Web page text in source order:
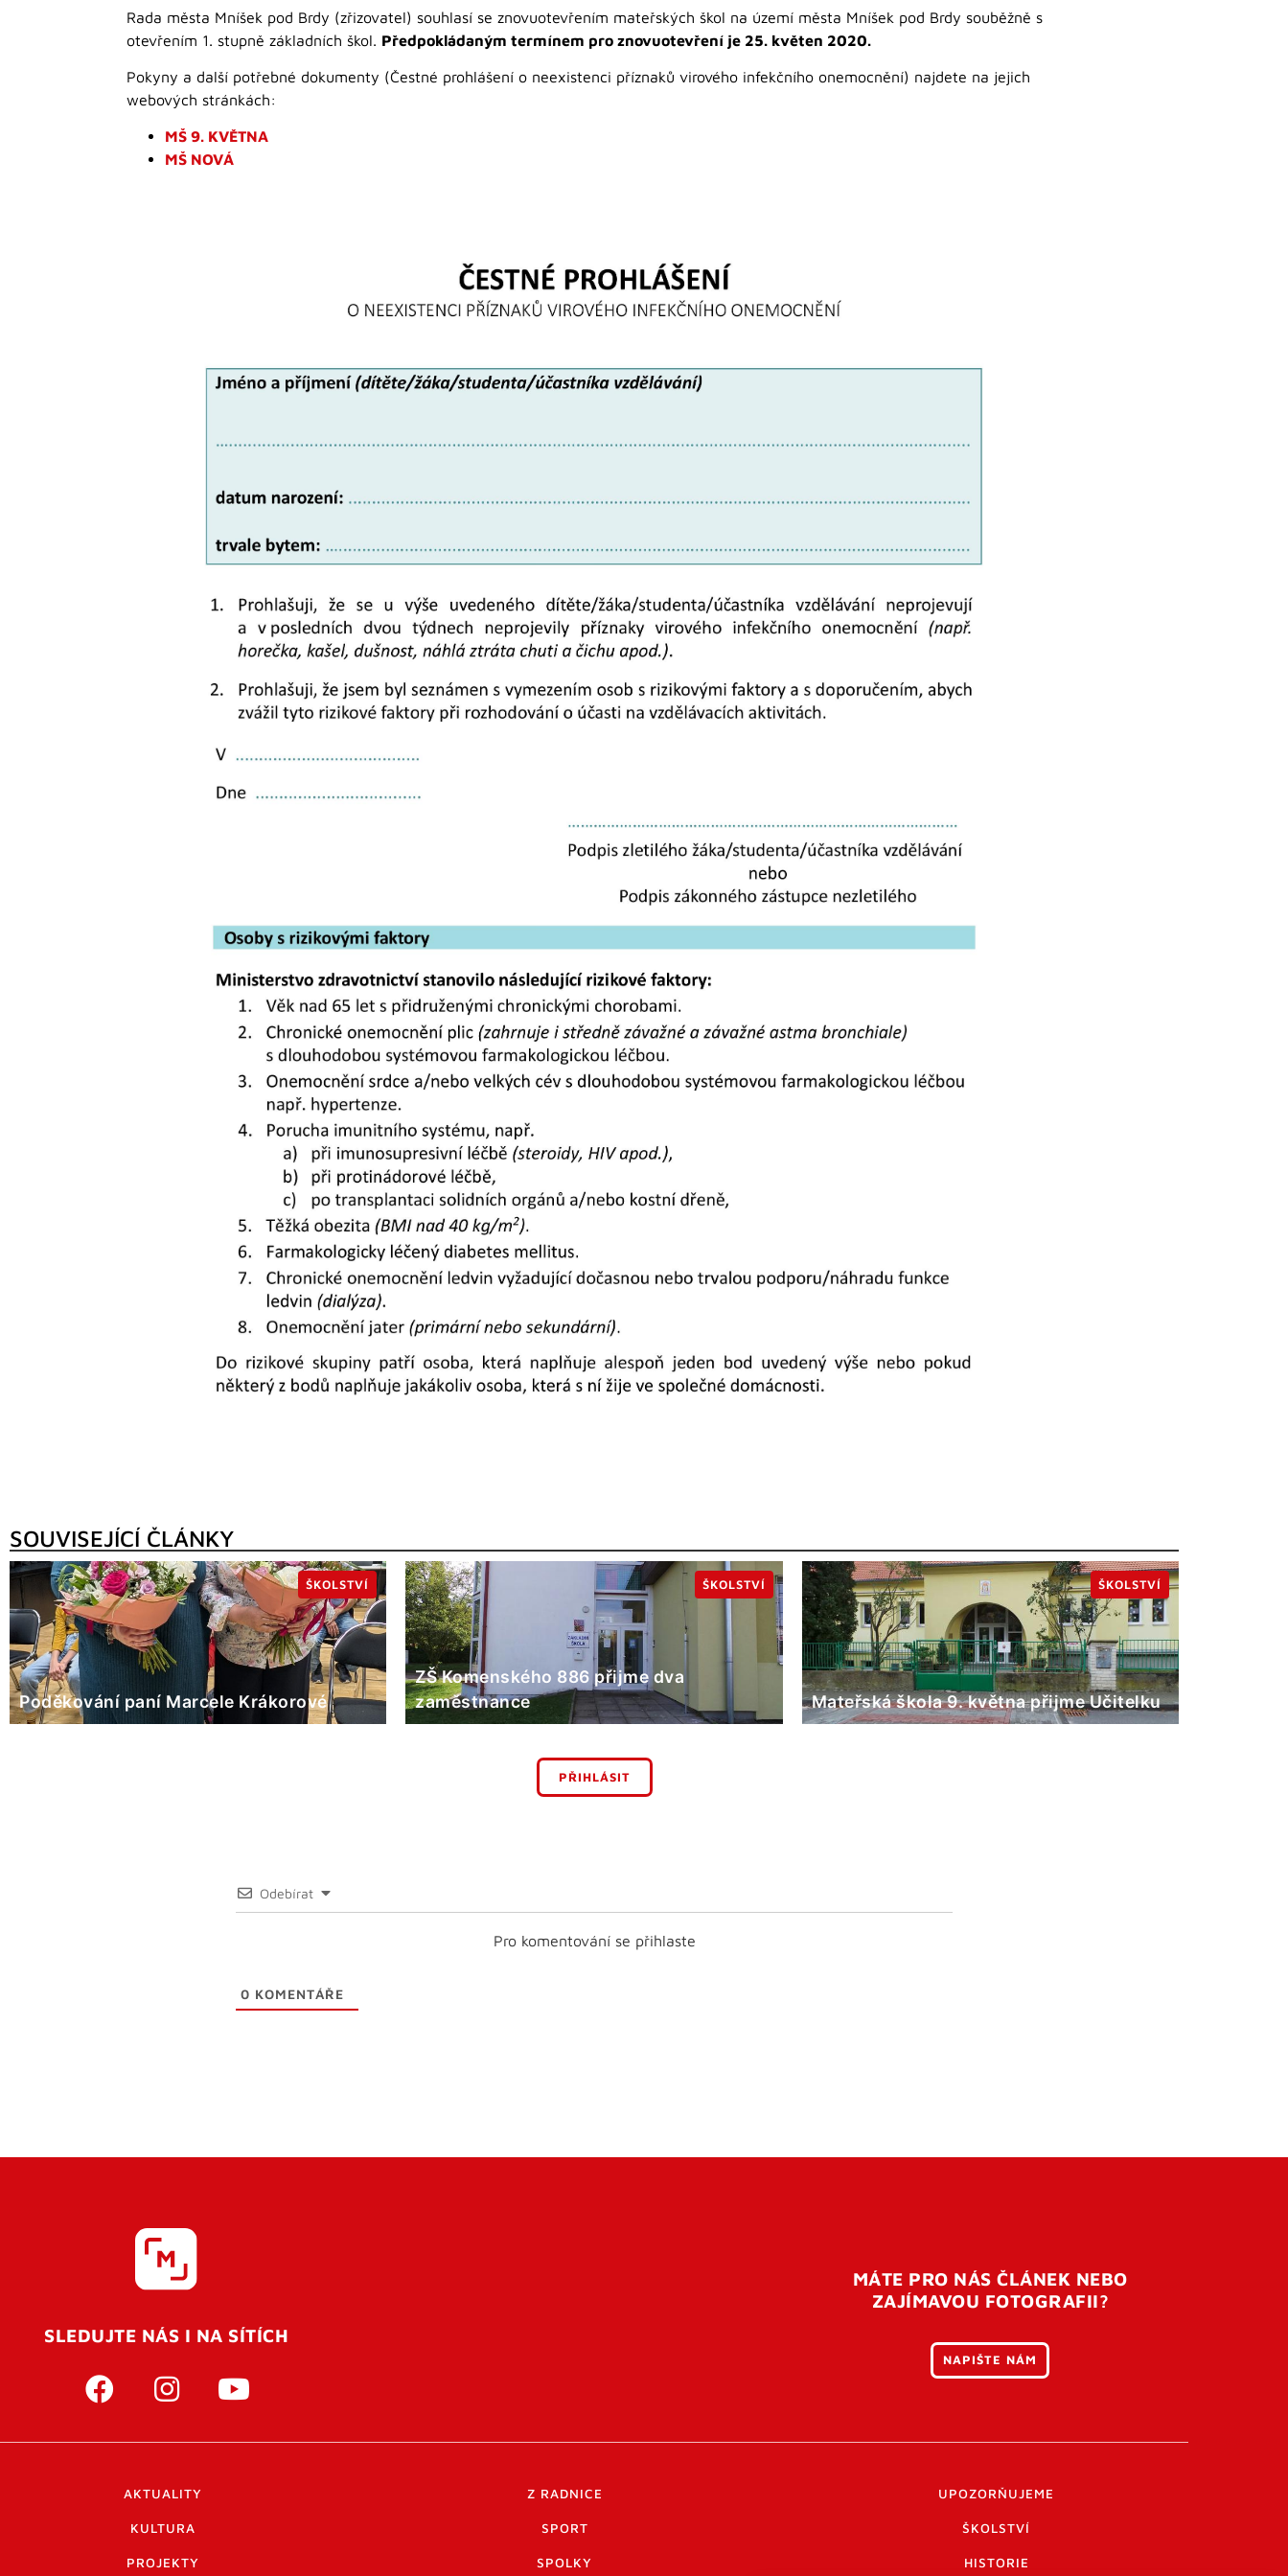
Rada města Mníšek pod Brdy (zřizovatel) souhlasí se znovuotevřením mateřských škol na území města Mníšek pod Brdy souběžně s
otevřením 1. stupně základních škol. Předpokládaným termínem pro znovuotevření je 25. květen 2020.
Pokyny a další potřebné dokumenty (Čestné prohlášení o neexistenci příznaků virového infekčního onemocnění) najdete na jejich
webových stránkách:
MŠ 9. KVĚTNA
MŠ NOVÁ
SOUVISEJÍCÍ ČLÁNKY
Poděkování paní Marcele Krákorové
ŠKOLSTVÍ
ZŠ Komenského 886 přijme dva
zaměstnance
ŠKOLSTVÍ
Mateřská škola 9. května přijme Učitelku
ŠKOLSTVÍ
PŘIHLÁSIT
Odebírat
Pro komentování se přihlaste
0 KOMENTÁŘE
SLEDUJTE NÁS I NA SÍTÍCH
MÁTE PRO NÁS ČLÁNEK NEBO
ZAJÍMAVOU FOTOGRAFII?
NAPIŠTE NÁM
AKTUALITY Z RADNICE UPOZORŇUJEME
KULTURA SPORT ŠKOLSTVÍ
PROJEKTY SPOLKY HISTORIE